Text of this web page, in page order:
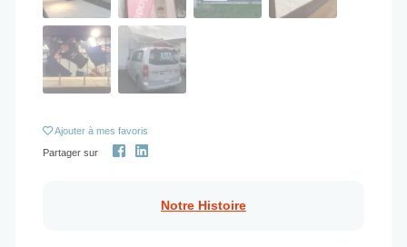
Ajouter à mes favoris
Partager sur
Notre Histoire